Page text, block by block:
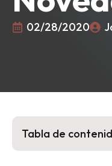
02/28/2020
Tabla de